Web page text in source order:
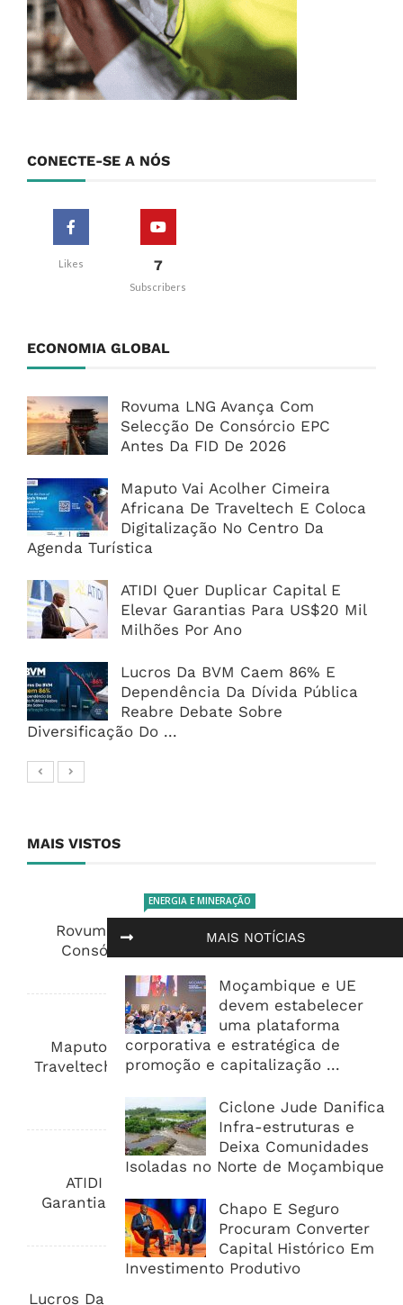
MAIS NOTÍCIAS
Moçambique e UE
devem estabelecer
uma plataforma
corporativa e estratégica de
promoção e capitalização ...
Ciclone Jude Danifica
Infra-estruturas e
Deixa Comunidades
Isoladas no Norte de Moçambique
Chapo E Seguro
Procuram Converter
Capital Histórico Em
Investimento Produtivo
CONECTE-SE A NÓS
Likes 7
Subscribers
ECONOMIA GLOBAL
Rovuma LNG Avança Com
Selecção De Consórcio EPC
Antes Da FID De 2026
Maputo Vai Acolher Cimeira
Africana De Traveltech E Coloca
Digitalização No Centro Da
Agenda Turística
ATIDI Quer Duplicar Capital E
Elevar Garantias Para US$20 Mil
Milhões Por Ano
Lucros Da BVM Caem 86% E
Dependência Da Dívida Pública
Reabre Debate Sobre
Diversificação Do ...
MAIS VISTOS
ENERGIA E MINERAÇÃO
Rovuma LNG Avança Com Selecção De
Consórcio EPC Antes Da FID De 2026
8 de Agosto, 2026
DESTAQUE
Maputo Vai Acolher Cimeira Africana De
Traveltech E Coloca Digitalização No Centro
8 de Agosto, 2026
ÁFRICA
ATIDI Quer Duplicar Capital E Elevar
Garantias Para US$20 Mil Milhões Por Ano
8 de Agosto, 2026
BANCA E FINANÇAS
Lucros Da BVM Caem 86% E Dependência Da